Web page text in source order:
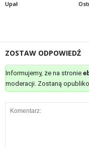
Upał
ZOSTAW ODPOWIEDŹ
Informujemy, że na stronie
moderacji. Zostaną